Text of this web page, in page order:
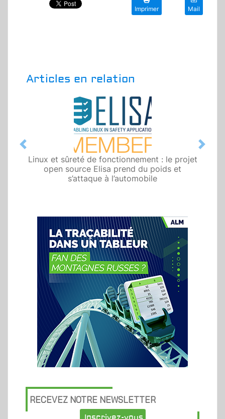
Imprimer Mail
Articles en relation
Linux et sûreté de fonctionnement : le projet
open source Elisa prend du poids et
s’attaque à l’automobile
Previous Next
RECEVEZ NOTRE NEWSLETTER